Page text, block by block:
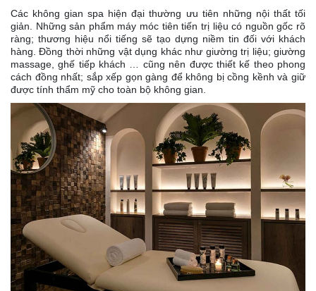
Các không gian spa hiện đại thường ưu tiên những nội thất tối
giản. Những sản phẩm máy móc tiên tiến trị liệu có nguồn gốc rõ
ràng; thương hiệu nổi tiếng sẽ tạo dựng niềm tin đối với khách
hàng. Đồng thời những vật dụng khác như giường trị liệu; giường
massage, ghế tiếp khách … cũng nên được thiết kế theo phong
cách đồng nhất; sắp xếp gọn gàng để không bị cồng kềnh và giữ
được tính thẩm mỹ cho toàn bộ không gian.